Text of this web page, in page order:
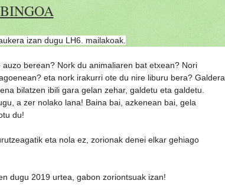
BINGOA
izan dugu LH6. mailakoak.
berean? Nork du animaliaren bat etxean? Nori
eta nork irakurri ote du nire liburu bera? Galdera
bilatzen ibili gara gelan zehar, galdetu eta galdetu.
a zer nolako lana! Baina bai, azkenean bai, gela
du!
eta nola ez, zorionak denei elkar gehiago
dugu 2019 urtea, gabon zoriontsuak izan!